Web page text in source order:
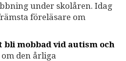
under skolåren. Idag
föreläsare om
mobbad vid autism och
den årliga